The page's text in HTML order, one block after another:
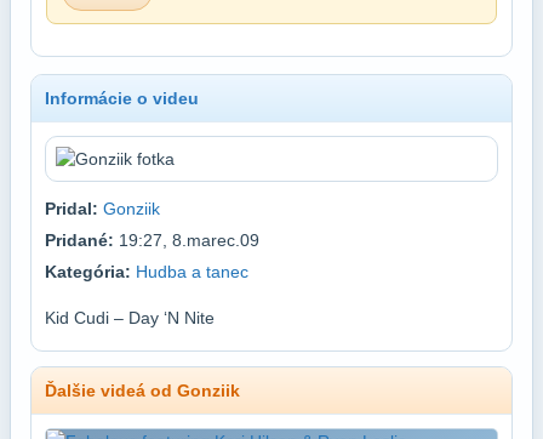
Informácie o videu
Pridal: Gonziik
Pridané: 19:27, 8.marec.09
Kategória: Hudba a tanec
Kid Cudi – Day ‘N Nite
Ďalšie videá od Gonziik